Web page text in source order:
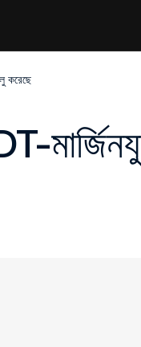
করেছে